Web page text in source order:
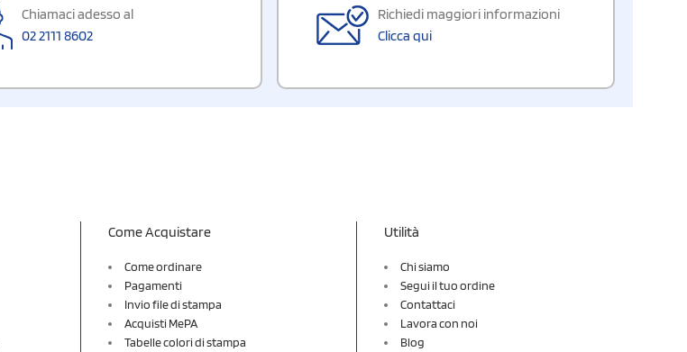
Chiamaci adesso al
02 2111 8602
Richiedi maggiori informazioni
Clicca qui
Come Acquistare
Come ordinare
Pagamenti
Invio file di stampa
Acquisti MePA
Tabelle colori di stampa
Utilità
Chi siamo
Segui il tuo ordine
Contattaci
Lavora con noi
Blog